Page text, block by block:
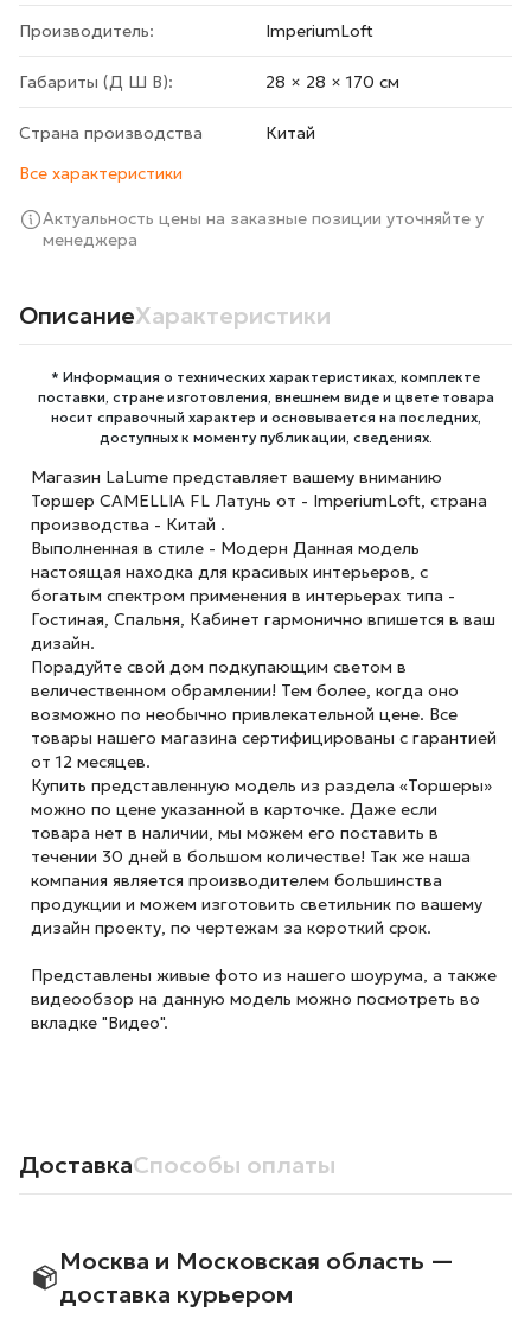
Производитель: ImperiumLoft
Габариты (Д Ш В): 28 × 28 × 170 cм
Страна производства
Китай
Все характеристики
Актуальность цены на заказные позиции уточняйте у
менеджера
ОписаниеХарактеристики
* Информация о технических характеристиках, комплекте
поставки, стране изготовления, внешнем виде и цвете товара
носит справочный характер и основывается на последних,
доступных к моменту публикации, сведениях.
Магазин LaLume представляет вашему вниманию
Торшер CAMELLIA FL Латунь от - ImperiumLoft, страна
производства - Китай .
Выполненная в стиле - Модерн Данная модель
настоящая находка для красивых интерьеров, с
богатым спектром применения в интерьерах типа -
Гостиная, Спальня, Кабинет гармонично впишется в ваш
дизайн.
Порадуйте свой дом подкупающим светом в
величественном обрамлении! Тем более, когда оно
возможно по необычно привлекательной цене. Все
товары нашего магазина сертифицированы с гарантией
от 12 месяцев.
Купить представленную модель из раздела «Торшеры»
можно по цене указанной в карточке. Даже если
товара нет в наличии, мы можем его поставить в
течении 30 дней в большом количестве! Так же наша
компания является производителем большинства
продукции и можем изготовить светильник по вашему
дизайн проекту, по чертежам за короткий срок.
Представлены живые фото из нашего шоурума, а также
видеообзор на данную модель можно посмотреть во
вкладке "Видео".
ДоставкаСпособы оплаты
Москва и Московская область —
доставка курьером